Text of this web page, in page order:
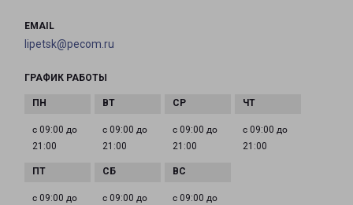
EMAIL
lipetsk@pecom.ru
ГРАФИК РАБОТЫ
с 09:00 до
21:00
с 09:00 до
21:00
с 09:00 до
21:00
с 09:00 до
21:00
с 09:00 до
с 09:00 до
с 09:00 до